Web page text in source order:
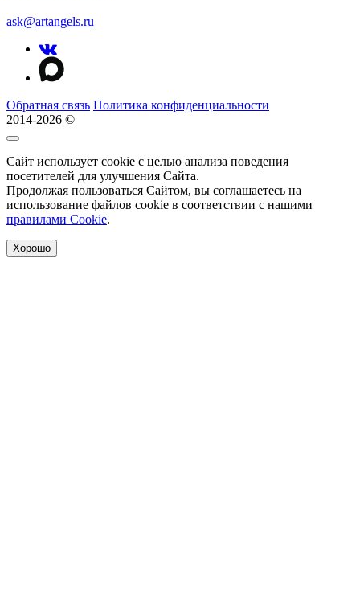
ask@artangels.ru
Обратная связь Политика конфиденциальности
2014-2026 ©
Сайт использует cookie с целью анализа поведения
посетителей для улучшения Сайта.
Продолжая пользоваться Сайтом, вы соглашаетесь на
использование файлов cookie в соответствии с нашими
правилами Сookie.
Хорошо